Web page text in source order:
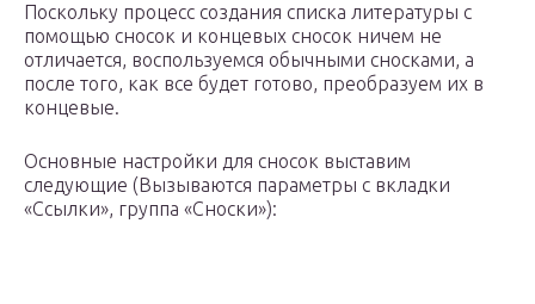
Поскольку процесс создания списка литературы с
помощью сносок и концевых сносок ничем не
отличается, воспользуемся обычными сносками, а
после того, как все будет готово, преобразуем их в
концевые.
Основные настройки для сносок выставим
следующие (Вызываются параметры с вкладки
«Ссылки», группа «Сноски»):